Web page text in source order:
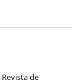
de